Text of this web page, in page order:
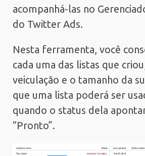
acompanhá-las no
do Twitter Ads.
Nesta ferramenta, você
cada uma das listas que
veiculação e o tamanho da
que uma lista poderá ser
quando o status dela
“Pronto”.